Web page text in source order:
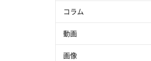
コラム
動画
画像